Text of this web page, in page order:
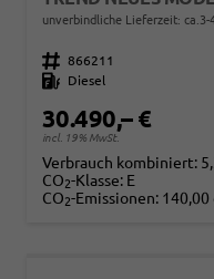
unverbindliche Lieferzeit: ca.3-
Fahrzeugnr. 866211
Kraftstoff
Diesel
30.490,– €
incl. 19% MwSt.
Verbrauch kombiniert:
CO2-Klasse: E
CO2-Emissionen: 140,00